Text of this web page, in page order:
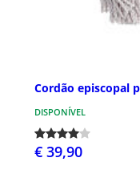
Cordão episcopal
DISPONÍVEL
€ 39,90